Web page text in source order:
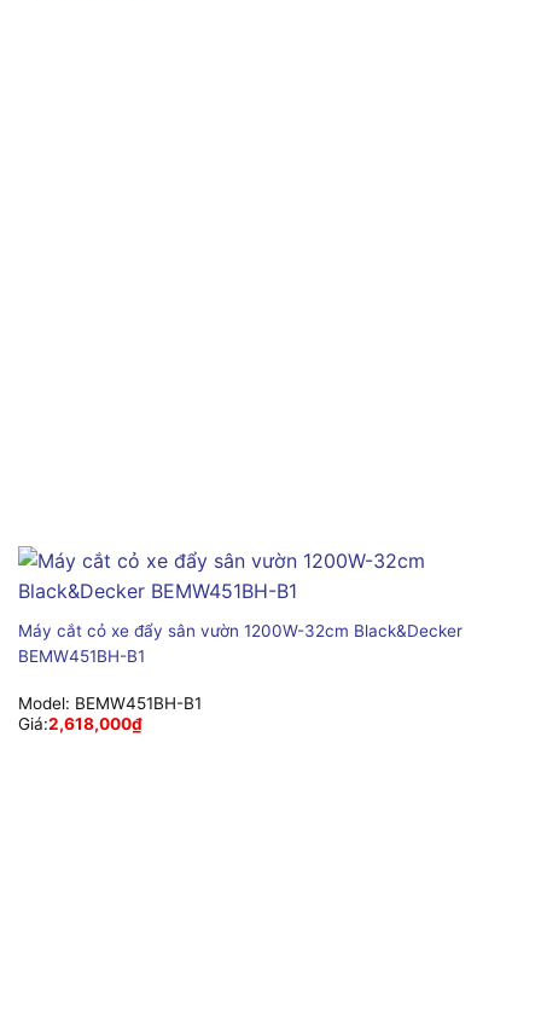
Máy cắt cỏ xe đẩy sân vườn 1200W-32cm Black&Decker
BEMW451BH-B1
Model: BEMW451BH-B1
Giá:2,618,000₫